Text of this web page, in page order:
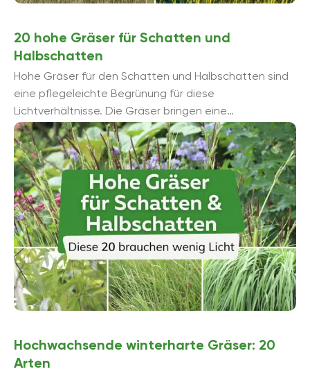
20 hohe Gräser für Schatten und
Halbschatten
Hohe Gräser für den Schatten und Halbschatten sind
eine pflegeleichte Begrünung für diese
Lichtverhältnisse. Die Gräser bringen eine
Formenvielfalt in Gartenecken, die durch den ...
Hochwachsende winterharte Gräser: 20
Arten